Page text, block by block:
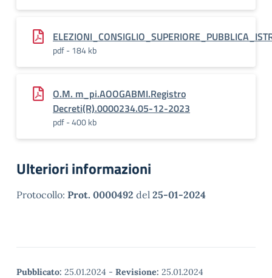
pdf - 184 kb
O.M. m_pi.AOOGABMI.Registro
Decreti(R).0000234.05-12-2023
pdf - 400 kb
Ulteriori informazioni
Protocollo: Prot. 0000492 del 25-01-2024
Pubblicato: 25.01.2024 - Revisione: 25.01.2024